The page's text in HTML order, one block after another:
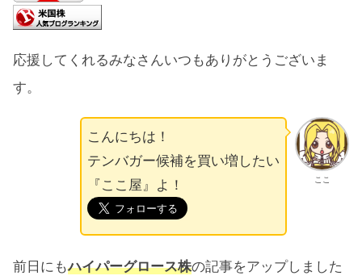
応援してくれるみなさんいつもありがとうございま
す。
ここ
こんにちは！
テンバガー候補を買い増したい
『ここ屋』よ！
前日にもハイパーグロース株の記事をアップしました